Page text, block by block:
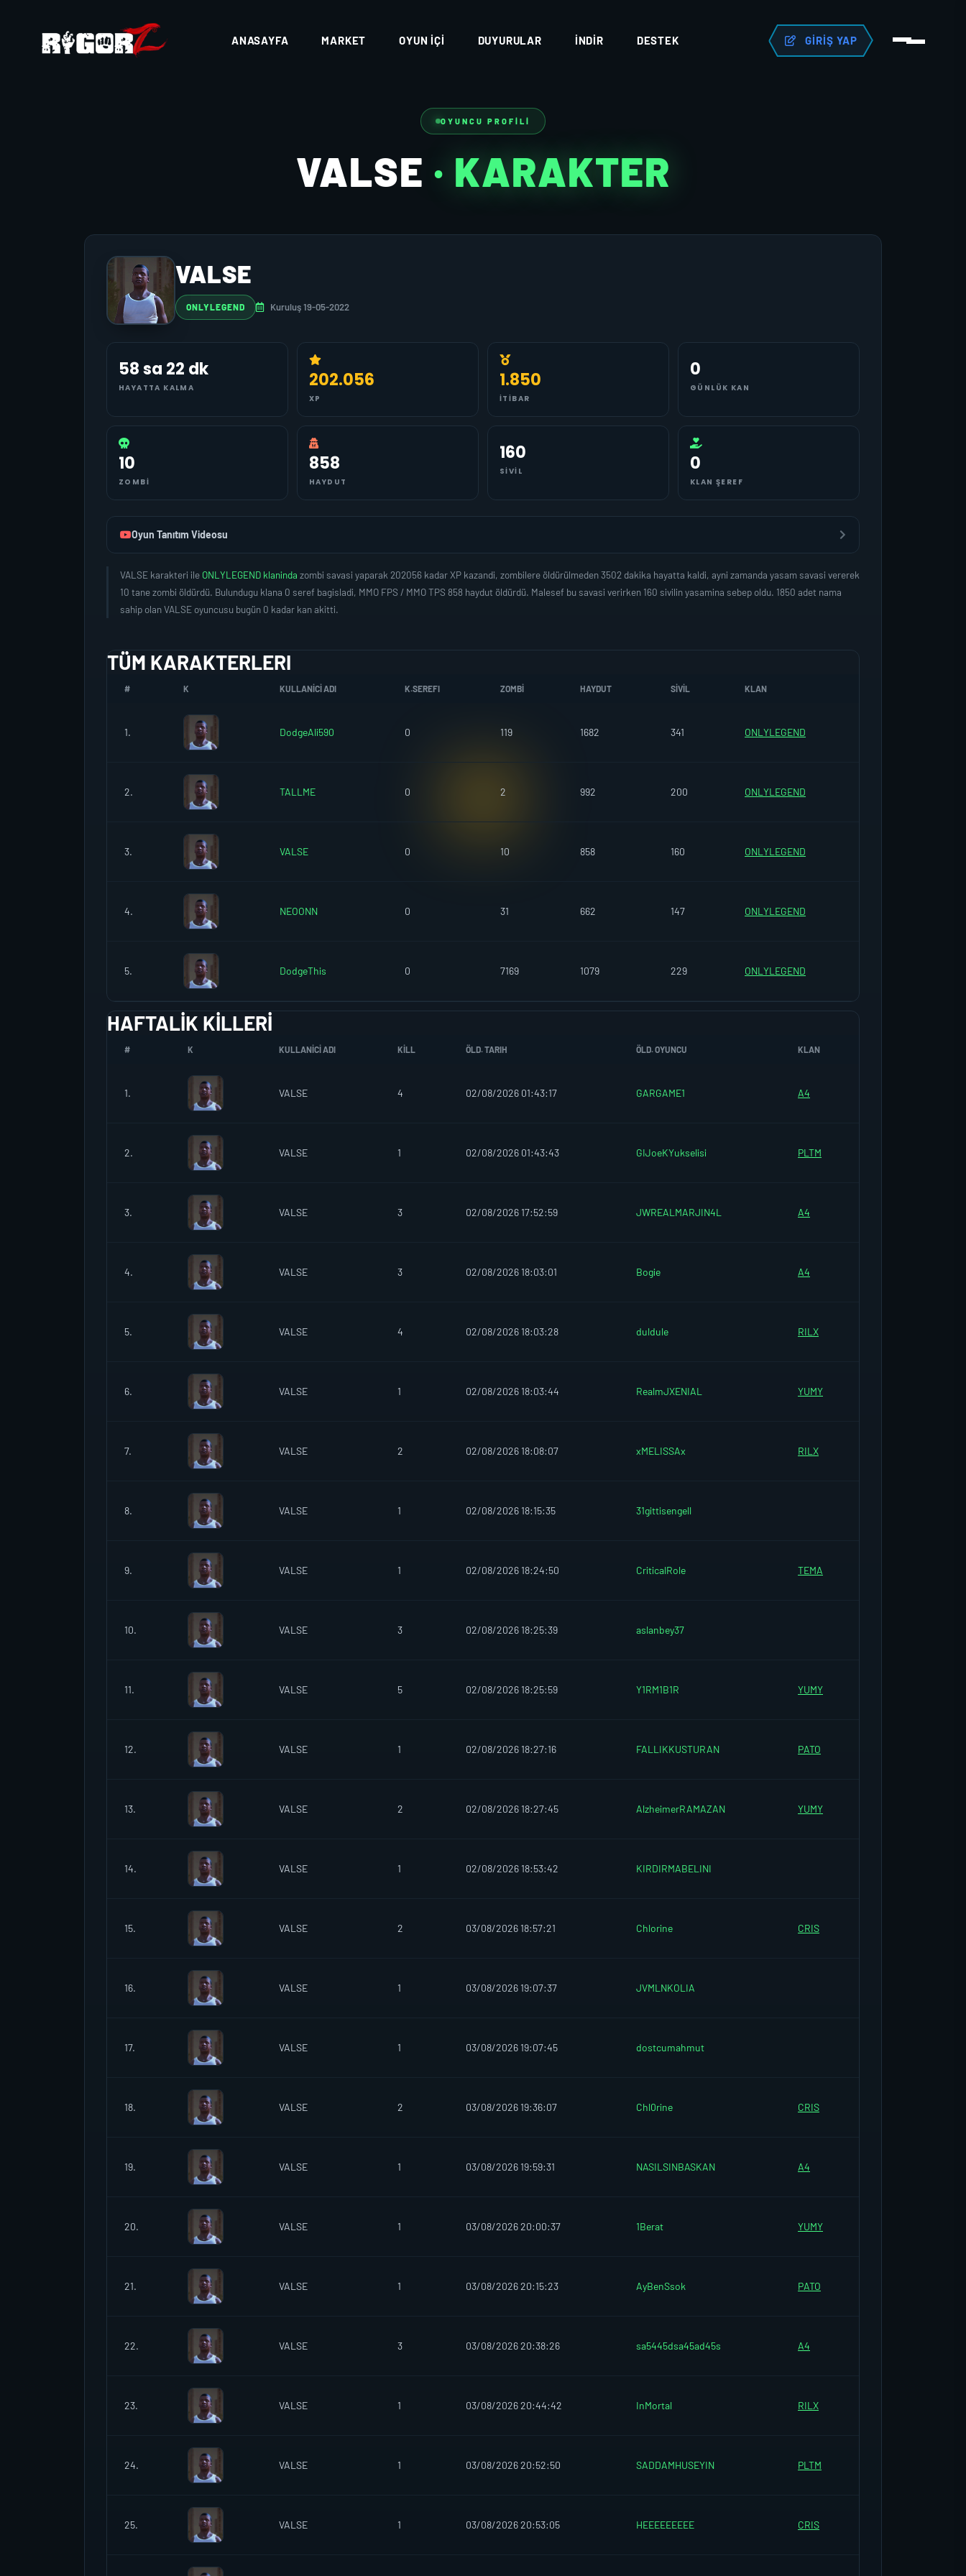
ANASAYFA MARKET OYUN İÇI DUYURULAR İNDIR DESTEK GIRIŞ YAP
OYUNCU PROFILI
VALSE · KARAKTER
VALSE
ONLYLEGEND Kuruluş 19-05-2022
58 sa 22 dk
HAYATTA KALMA 202.056
XP
1.850
İTIBAR
0
GÜNLÜK KAN
10
ZOMBI
858
HAYDUT
160
SIVIL 0
KLAN ŞEREF
Oyun Tanıtım Videosu
VALSE karakteri ile ONLYLEGEND klaninda zombi savasi yaparak 202056 kadar XP kazandi, zombilere öldürülmeden 3502 dakika hayatta kaldi, ayni zamanda yasam savasi vererek
10 tane zombi öldürdü. Bulundugu klana 0 seref bagisladi, MMO FPS / MMO TPS 858 haydut öldürdü. Malesef bu savasi verirken 160 sivilin yasamina sebep oldu. 1850 adet nama
sahip olan VALSE oyuncusu bugün 0 kadar kan akitti.
TÜM KARAKTERLERI
# K KULLANICI ADI K.SEREFI ZOMBI HAYDUT SIVIL KLAN
1. DodgeAli590 0 119 1682 341 ONLYLEGEND
2. TALLME 0 2 992 200 ONLYLEGEND
3. VALSE 0 10 858 160 ONLYLEGEND
4. NEOONN 0 31 662 147 ONLYLEGEND
5. DodgeThis 0 7169 1079 229 ONLYLEGEND
HAFTALIK KILLERI
# K KULLANICI ADI KILL ÖLD. TARIH ÖLD. OYUNCU KLAN
1. VALSE 4 02/08/2026 01:43:17 GARGAME1 A4
2. VALSE 1 02/08/2026 01:43:43 GIJoeKYukselisi PLTM
3. VALSE 3 02/08/2026 17:52:59 JWREALMARJIN4L A4
4. VALSE 3 02/08/2026 18:03:01 Bogie A4
5. VALSE 4 02/08/2026 18:03:28 duldule RILX
6. VALSE 1 02/08/2026 18:03:44 RealmJXENIAL YUMY
7. VALSE 2 02/08/2026 18:08:07 xMELISSAx RILX
8. VALSE 1 02/08/2026 18:15:35 31gittisengell
9. VALSE 1 02/08/2026 18:24:50 CriticalRole TEMA
10. VALSE 3 02/08/2026 18:25:39 aslanbey37
11. VALSE 5 02/08/2026 18:25:59 Y1RM1B1R YUMY
12. VALSE 1 02/08/2026 18:27:16 FALLIKKUSTURAN PATO
13. VALSE 2 02/08/2026 18:27:45 AlzheimerRAMAZAN YUMY
14. VALSE 1 02/08/2026 18:53:42 KIRDIRMABELINI
15. VALSE 2 03/08/2026 18:57:21 Chlorine CRIS
16. VALSE 1 03/08/2026 19:07:37 JVMLNKOLIA
17. VALSE 1 03/08/2026 19:07:45 dostcumahmut
18. VALSE 2 03/08/2026 19:36:07 Chl0rine CRIS
19. VALSE 1 03/08/2026 19:59:31 NASILSINBASKAN A4
20. VALSE 1 03/08/2026 20:00:37 1Berat YUMY
21. VALSE 1 03/08/2026 20:15:23 AyBenSsok PATO
22. VALSE 3 03/08/2026 20:38:26 sa5445dsa45ad45s A4
23. VALSE 1 03/08/2026 20:44:42 InMortal RILX
24. VALSE 1 03/08/2026 20:52:50 SADDAMHUSEYIN PLTM
25. VALSE 1 03/08/2026 20:53:05 HEEEEEEEEE CRIS